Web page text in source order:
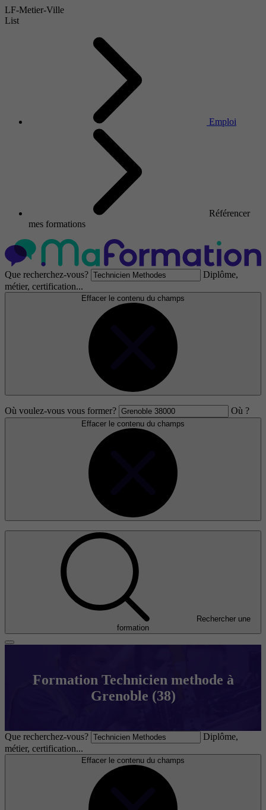
LF-Metier-Ville
List
Emploi
Référencer
mes formations
Que recherchez-vous?
Diplôme,
métier, certification...
Effacer le contenu du champs
Où voulez-vous vous former? Où ?
Effacer le contenu du champs
Rechercher une
formation
Formation Technicien methode à
Grenoble (38)
Que recherchez-vous?
Diplôme,
métier, certification...
Effacer le contenu du champs